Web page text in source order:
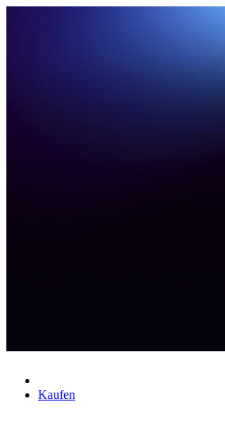
Kaufen